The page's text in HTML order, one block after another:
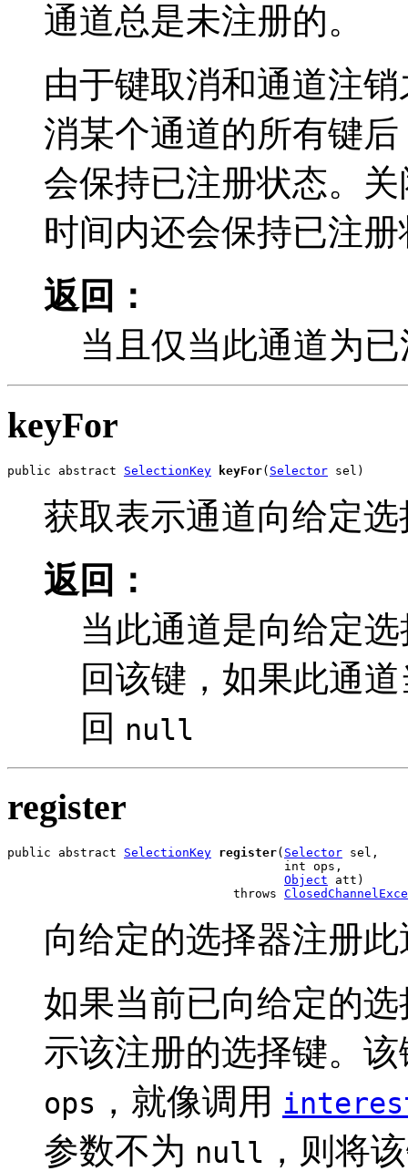
通道总是未注册的。
由于键取消和通道注
消某个通道的所有键
会保持已注册状态。
时间内还会保持已注
返回：
当且仅当此通道为
keyFor
public abstract SelectionKey keyFor( Selector sel)
获取表示通道向给定
返回：
当此通道是向给定
回该键，如果此通
回 null
register
public abstract SelectionKey register( Selector sel,
                                      int ops,
Object att)
                               throws
向给定的选择器注册
如果当前已向给定的
示该注册的选择键。
ops ，就像调用
参数不为 null ，则将